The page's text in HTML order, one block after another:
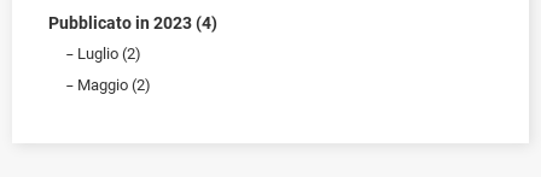
Pubblicato in 2023 (4)
Luglio (2)
Maggio (2)